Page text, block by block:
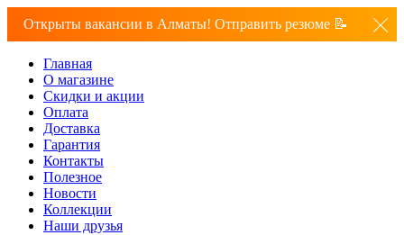
Открыты вакансии в Алматы! Отправить резюме 📝
Главная
О магазине
Скидки и акции
Оплата
Доставка
Гарантия
Контакты
Полезное
Новости
Коллекции
Наши друзья